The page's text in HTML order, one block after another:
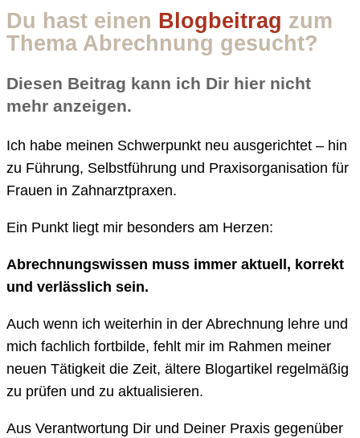
Du hast einen Blogbeitrag zum
Thema Abrechnung gesucht?
Diesen Beitrag kann ich Dir hier nicht
mehr anzeigen.
Ich habe meinen Schwerpunkt neu ausgerichtet – hin
zu Führung, Selbstführung und Praxisorganisation für
Frauen in Zahnarztpraxen.
Ein Punkt liegt mir besonders am Herzen:
Abrechnungswissen muss immer aktuell, korrekt
und verlässlich sein.
Auch wenn ich weiterhin in der Abrechnung lehre und
mich fachlich fortbilde, fehlt mir im Rahmen meiner
neuen Tätigkeit die Zeit, ältere Blogartikel regelmäßig
zu prüfen und zu aktualisieren.
Aus Verantwortung Dir und Deiner Praxis gegenüber